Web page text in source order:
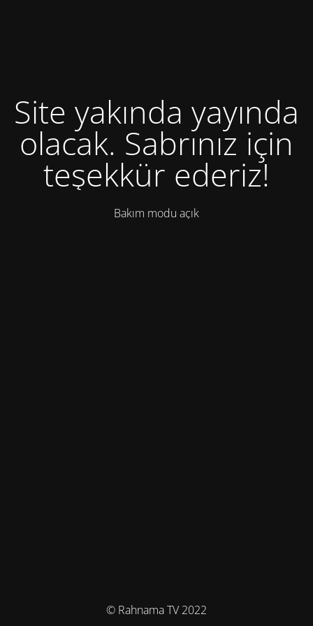
Site yakında yayında
olacak. Sabrınız için
teşekkür ederiz!
Bakım modu açık
© Rahnama TV 2022